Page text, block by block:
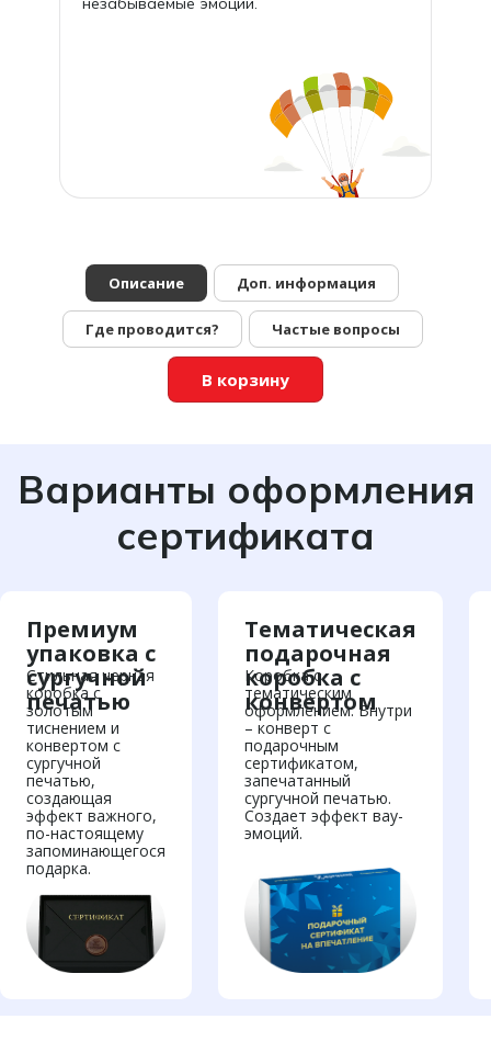
Описание Доп. информация
Где проводится? Частые вопросы
В корзину
Варианты оформления
сертификата
Премиум
упаковка с
сургучной
печатью
Стильная черная
коробка с
золотым
тиснением и
конвертом с
сургучной
печатью,
создающая
эффект важного,
по-настоящему
запоминающегося
подарка.
Тематическая
подарочная
коробка с
конвертом
Коробка с
тематическим
оформлением. Внутри
– конверт с
подарочным
сертификатом,
запечатанный
сургучной печатью.
Создает эффект вау-
эмоций.